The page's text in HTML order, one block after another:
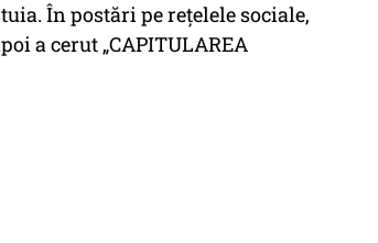
În postări pe rețelele sociale,
a cerut „CAPITULAREA